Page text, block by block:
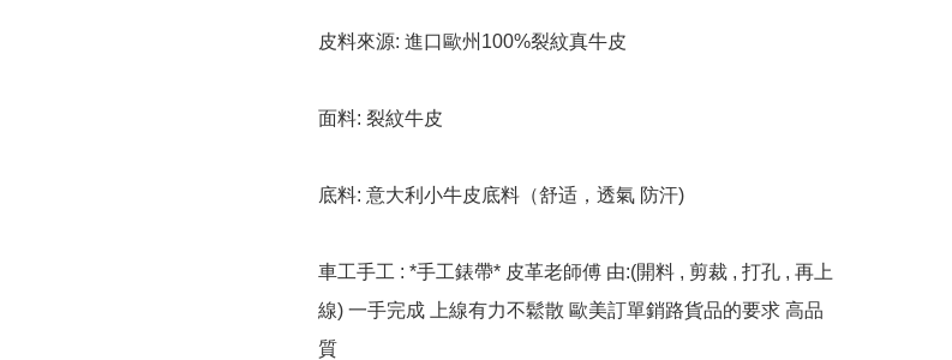
皮料來源: 進口歐州100%裂紋真牛皮
面料: 裂紋牛皮
底料: 意大利小牛皮底料（舒适，透氣 防汗)
車工手工 : *手工錶帶* 皮革老師傅 由:(開料 , 剪裁 , 打孔 , 再上
線) 一手完成 上線有力不鬆散 歐美訂單銷路貨品的要求 高品
質